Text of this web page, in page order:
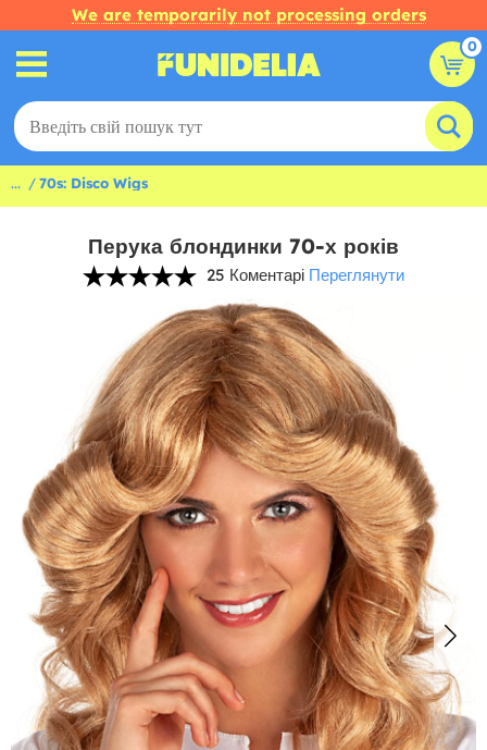
We are temporarily not processing orders
0
... 70s: Disco Wigs
Перука блондинки 70-х років
25 Коментарі Переглянути